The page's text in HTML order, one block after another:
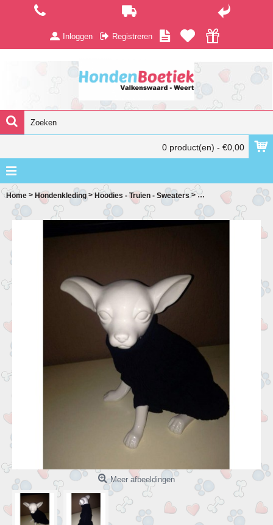
Inloggen Registreren
0 product(en) - €0,00
Home > Hondenkleding >Hoodies - Truien - Sweaters >Classic Cable
Meer afbeeldingen